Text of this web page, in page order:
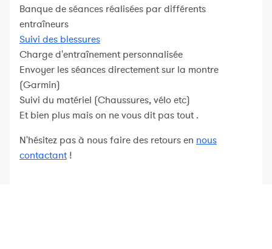
Banque de séances réalisées par différents
entraîneurs
Suivi des blessures
Charge d'entraînement personnalisée
Envoyer les séances directement sur la montre
(Garmin)
Suivi du matériel (Chaussures, vélo etc)
Et bien plus mais on ne vous dit pas tout .
N'hésitez pas à nous faire des retours en nous
contactant!